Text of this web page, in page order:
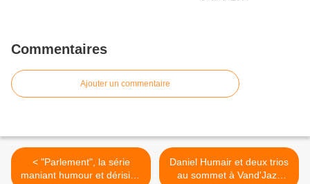
Commentaires
Ajouter un commentaire
< "Parlement", la série
maniant humour et dérision
Daniel Humair et deux trios
au sommet à Vand'Jazz